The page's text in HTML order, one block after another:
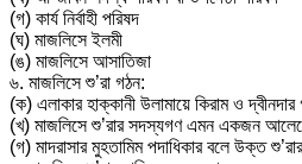
(গ) কার্য নির্বাহী পরিষদ
(ঘ) মাজলিসে ইলমী
(ঙ) মাজলিসে আসাতিজা
৬. মাজলিসে শু’রা গঠন:
(ক) এলাকার হাক্কানী উলামায়ে কিরাম ও
(খ) মাজলিসে শু’রার সদস্যগণ এমন একজন
(গ) মাদরাসার মুহতামিম পদাধিকার বলে উক্ত